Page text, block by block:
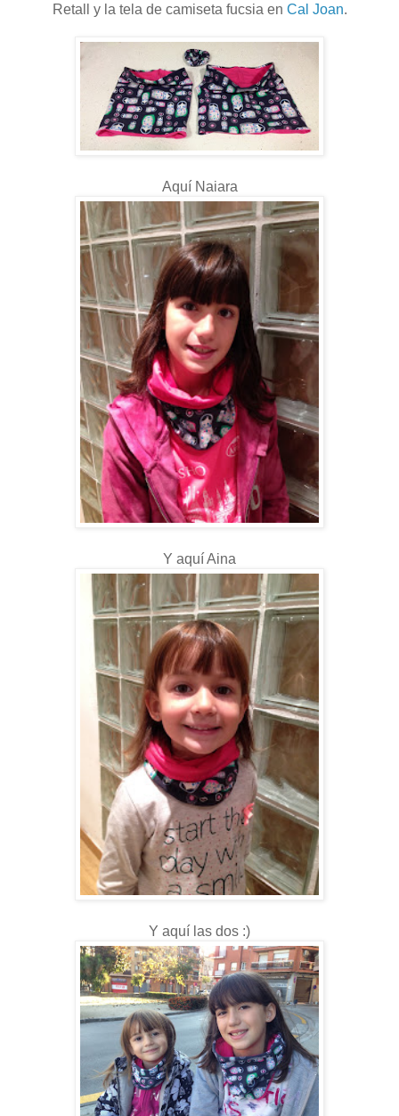
Retall y la tela de camiseta fucsia en Cal Joan.
Aquí Naiara
Y aquí Aina
Y aquí las dos :)